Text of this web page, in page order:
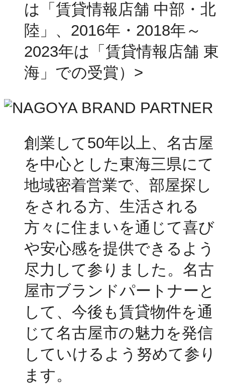
は「賃貸情報店舗 中部・北
陸」、2016年・2018年～
2023年は「賃貸情報店舗 東
海」での受賞）>
創業して50年以上、名古屋
を中心とした東海三県にて
地域密着営業で、部屋探し
をされる方、生活される
方々に住まいを通じて喜び
や安心感を提供できるよう
尽力して参りました。名古
屋市ブランドパートナーと
して、今後も賃貸物件を通
じて名古屋市の魅力を発信
していけるよう努めて参り
ます。